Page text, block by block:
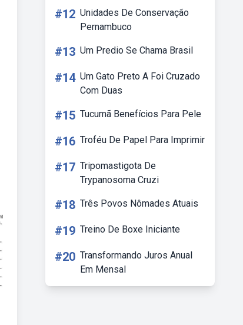
#12 Unidades De Conservação
Pernambuco
#13 Um Predio Se Chama Brasil
#14 Um Gato Preto A Foi Cruzado
Com Duas
#15 Tucumã Benefícios Para Pele
#16 Troféu De Papel Para Imprimir
#17 Tripomastigota De
Trypanosoma Cruzi
#18 Três Povos Nômades Atuais
#19 Treino De Boxe Iniciante
#20 Transformando Juros Anual
Em Mensal